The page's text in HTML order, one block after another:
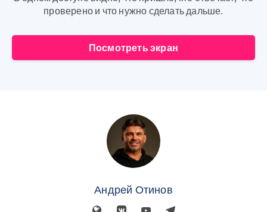
проверено и что нужно сделать дальше.
Посмотреть экран
Андрей Отинов